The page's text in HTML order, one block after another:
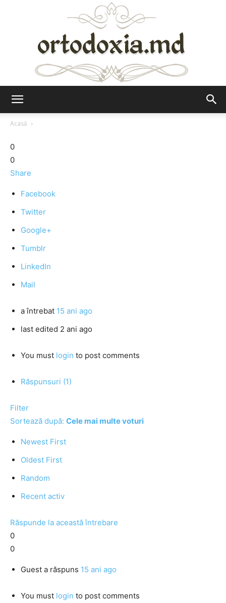
Acasă
0
0
Share
Facebook
Twitter
Google+
Tumblr
LinkedIn
Mail
a întrebat 15 ani ago
last edited 2 ani ago
You must login to post comments
Răspunsuri (1)
Filter
Sortează după: Cele mai multe voturi
Newest First
Oldest First
Random
Recent activ
Răspunde la această întrebare
0
0
Guest a răspuns 15 ani ago
You must login to post comments